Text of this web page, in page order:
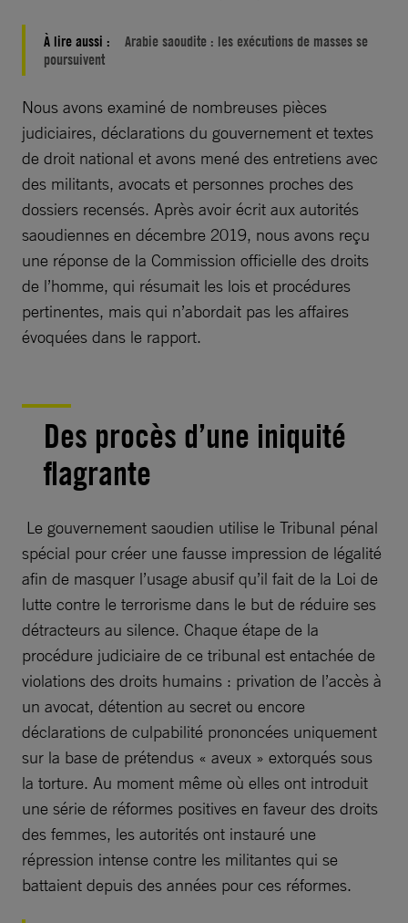
À lire aussi :
Arabie saoudite : les exécutions de masses se
poursuivent
Nous avons examiné de nombreuses pièces
judiciaires, déclarations du gouvernement et textes
de droit national et avons mené des entretiens avec
des militants, avocats et personnes proches des
dossiers recensés. Après avoir écrit aux autorités
saoudiennes en décembre 2019, nous avons reçu
une réponse de la Commission officielle des droits
de l’homme, qui résumait les lois et procédures
pertinentes, mais qui n’abordait pas les affaires
évoquées dans le rapport.
Des procès d’une iniquité
flagrante
Le gouvernement saoudien utilise le Tribunal pénal
spécial pour créer une fausse impression de légalité
afin de masquer l’usage abusif qu’il fait de la Loi de
lutte contre le terrorisme dans le but de réduire ses
détracteurs au silence. Chaque étape de la
procédure judiciaire de ce tribunal est entachée de
violations des droits humains : privation de l’accès à
un avocat, détention au secret ou encore
déclarations de culpabilité prononcées uniquement
sur la base de prétendus « aveux » extorqués sous
la torture. Au moment même où elles ont introduit
une série de réformes positives en faveur des droits
des femmes, les autorités ont instauré une
répression intense contre les militantes qui se
battaient depuis des années pour ces réformes.